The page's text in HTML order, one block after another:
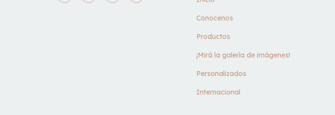
Conocenos
Productos
¡Mirá la galería de imágenes!
Personalizados
Internacional